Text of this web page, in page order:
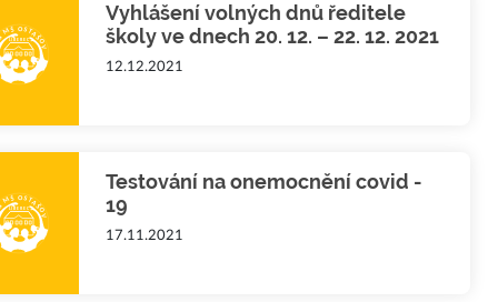
Vyhlášení volných dnů ředitele
školy ve dnech 20. 12. – 22. 12. 2021
12.12.2021
Testování na onemocnění covid -
19
17.11.2021